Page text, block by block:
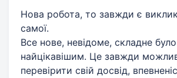
Нова робота, то завжди є
самої.
Все нове, невідоме, складне було
найцікавішим. Це завжди
перевірити свій досвід,